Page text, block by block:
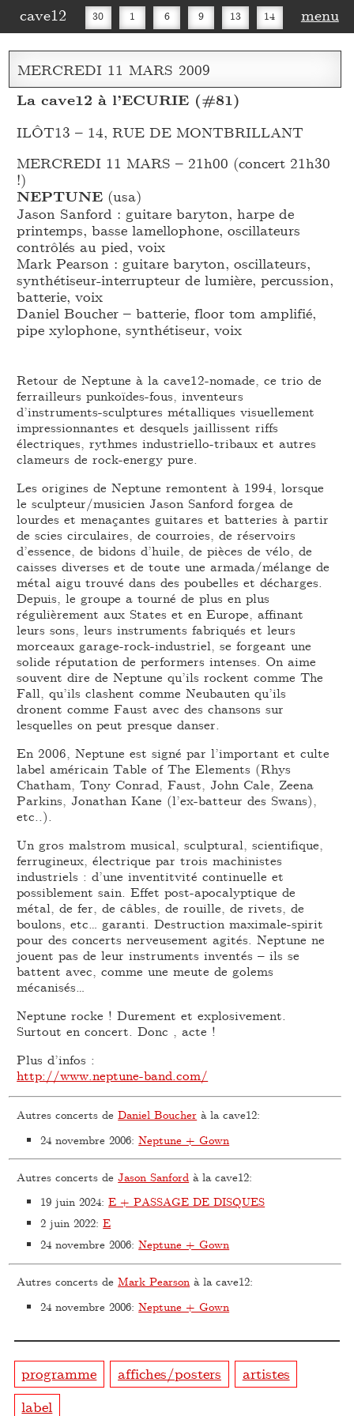
cave12 30 1 6 9 13 14
16 20 27 30
menu
MERCREDI 11 MARS 2009
La cave12 à l’ECURIE (#81)
ILÔT13 – 14, RUE DE MONTBRILLANT
MERCREDI 11 MARS – 21h00 (concert 21h30
!)
NEPTUNE (usa)
Jason Sanford : guitare baryton, harpe de
printemps, basse lamellophone, oscillateurs
contrôlés au pied, voix
Mark Pearson : guitare baryton, oscillateurs,
synthétiseur-interrupteur de lumière, percussion,
batterie, voix
Daniel Boucher – batterie, floor tom amplifié,
pipe xylophone, synthétiseur, voix
Retour de Neptune à la cave12-nomade, ce trio de
ferrailleurs punkoïdes-fous, inventeurs
d’instruments-sculptures métalliques visuellement
impressionnantes et desquels jaillissent riffs
électriques, rythmes industriello-tribaux et autres
clameurs de rock-energy pure.
Les origines de Neptune remontent à 1994, lorsque
le sculpteur/musicien Jason Sanford forgea de
lourdes et menaçantes guitares et batteries à partir
de scies circulaires, de courroies, de réservoirs
d’essence, de bidons d’huile, de pièces de vélo, de
caisses diverses et de toute une armada/mélange de
métal aigu trouvé dans des poubelles et décharges.
Depuis, le groupe a tourné de plus en plus
régulièrement aux States et en Europe, affinant
leurs sons, leurs instruments fabriqués et leurs
morceaux garage-rock-industriel, se forgeant une
solide réputation de performers intenses. On aime
souvent dire de Neptune qu’ils rockent comme The
Fall, qu’ils clashent comme Neubauten qu’ils
dronent comme Faust avec des chansons sur
lesquelles on peut presque danser.
En 2006, Neptune est signé par l’important et culte
label américain Table of The Elements (Rhys
Chatham, Tony Conrad, Faust, John Cale, Zeena
Parkins, Jonathan Kane (l’ex-batteur des Swans),
etc..).
Un gros malstrom musical, sculptural, scientifique,
ferrugineux, électrique par trois machinistes
industriels : d’une inventitvité continuelle et
possiblement sain. Effet post-apocalyptique de
métal, de fer, de câbles, de rouille, de rivets, de
boulons, etc… garanti. Destruction maximale-spirit
pour des concerts nerveusement agités. Neptune ne
jouent pas de leur instruments inventés – ils se
battent avec, comme une meute de golems
mécanisés…
Neptune rocke ! Durement et explosivement.
Surtout en concert. Donc , acte !
Plus d’infos :
http://www.neptune-band.com/
Autres concerts deDaniel Boucher à la cave12:
24 novembre 2006:Neptune + Gown
Autres concerts deJason Sanford à la cave12:
19 juin 2024:E + PASSAGE DE DISQUES
2 juin 2022:E
24 novembre 2006:Neptune + Gown
Autres concerts deMark Pearson à la cave12:
24 novembre 2006:Neptune + Gown
programme affiches/posters
artistes
label